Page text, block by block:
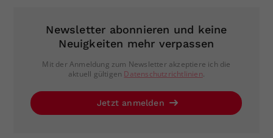
Newsletter abonnieren und keine
Neuigkeiten mehr verpassen
Mit der Anmeldung zum Newsletter akzeptiere ich die
aktuell gültigen Datenschutzrichtlinien.
Jetzt anmelden